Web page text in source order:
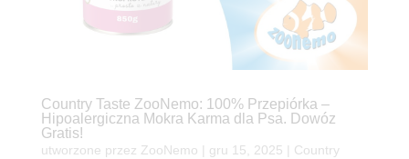
Country Taste ZooNemo: 100% Przepiórka –
Hipoalergiczna Mokra Karma dla Psa. Dowóz
Gratis!
utworzone przez ZooNemo gru 15, 2025
Country